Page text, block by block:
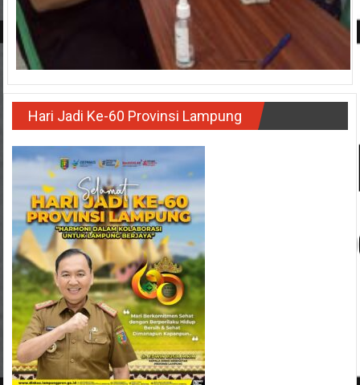
Hari Jadi Ke-60 Provinsi Lampung